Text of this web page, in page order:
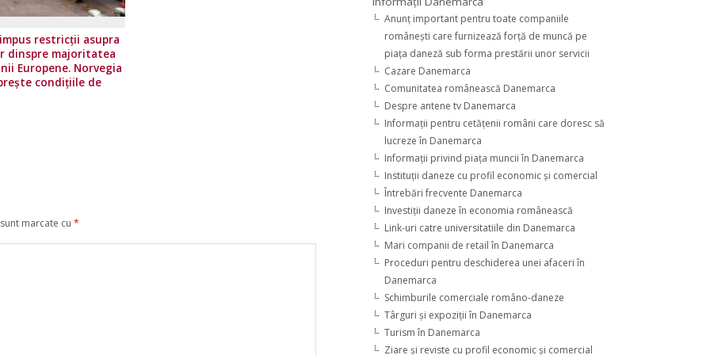
restricţii asupra
dinspre majoritatea
Europene. Norvegia
condițiile de
marcate cu *
Anunţ important pentru toate companiile
româneşti care furnizează forţă de muncă pe
piaţa daneză sub forma prestării unor servicii
Cazare Danemarca
Comunitatea românească Danemarca
Despre antene tv Danemarca
Informaţii pentru cetăţenii români care doresc să
lucreze în Danemarca
Informaţii privind piaţa muncii în Danemarca
Instituţii daneze cu profil economic şi comercial
Întrebări frecvente Danemarca
Investiţii daneze în economia românească
Link-uri catre universitatiile din Danemarca
Mari companii de retail în Danemarca
Proceduri pentru deschiderea unei afaceri în
Danemarca
Schimburile comerciale româno-daneze
Târguri şi expoziţii în Danemarca
Turism în Danemarca
Ziare şi reviste cu profil economic şi comercial